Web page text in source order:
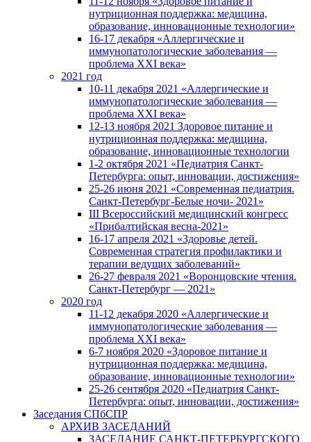
нутриционная поддержка: медицина,
образование, инновационные технологии»
16-17 декабря «Аллергические и
иммунопатологические заболевания —
проблема XXI века»
2021 год
10-11 декабря 2021 «Аллергические и
иммунопатологические заболевания —
проблема XXI века»
12-13 ноября 2021 Здоровое питание и
нутриционная поддержка: медицина,
образование, инновационные технологии
1-2 октября 2021 «Педиатрия Санкт-
Петербурга: опыт, инновации, достижения»
25-26 июня 2021 «Современная педиатрия.
Санкт-Петербург-Белые ночи- 2021»
III Всероссийский медицинский конгресс
«Прибалтийская весна-2021»
16-17 апреля 2021 «Здоровье детей.
Современная стратегия профилактики и
терапии ведущих заболеваний»
26-27 февраля 2021 «Воронцовские чтения.
Санкт-Петербург — 2021»
2020 год
11-12 декабря 2020 «Аллергические и
иммунопатологические заболевания —
проблема XXI века»
6-7 ноября 2020 «Здоровое питание и
нутриционная поддержка: медицина,
образование, инновационные технологии»
25-26 сентября 2020 «Педиатрия Санкт-
Петербурга: опыт, инновации, достижения»
Заседания СПбСПР
АРХИВ ЗАСЕДАНИЙ
ЗАСЕДАНИЕ САНКТ-ПЕТЕРБУРГСКОГО